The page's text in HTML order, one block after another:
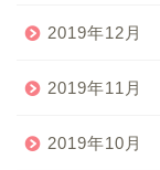
2019年12月
2019年11月
2019年10月